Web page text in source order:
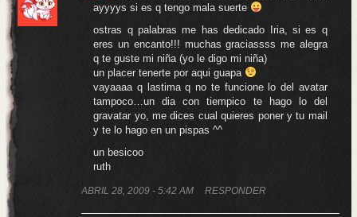
ayyyys si es q tengo mala suerte
ostras q palabras me has dedicado Iria, si es q
eres un encanto!!! muchas graciassss me alegra
q te guste mi niña (yo le digo mi niña)
un placer tenerte por aqui guapa
vayaaaa q lastima q no te funcione lo del avatar
tampoco…un dia con tiempico te hago lo del
gravatar yo, me dices cual quieres poner y tu mail
y te lo hago en un pispas ^^
un besicoo
ruth
ABRIL 28, 2009 - 5:42 AM RESPONDER